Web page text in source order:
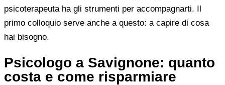
psicoterapeuta ha gli strumenti per accompagnarti. Il
primo colloquio serve anche a questo: a capire di cosa
hai bisogno.
Psicologo a Savignone: quanto
costa e come risparmiare